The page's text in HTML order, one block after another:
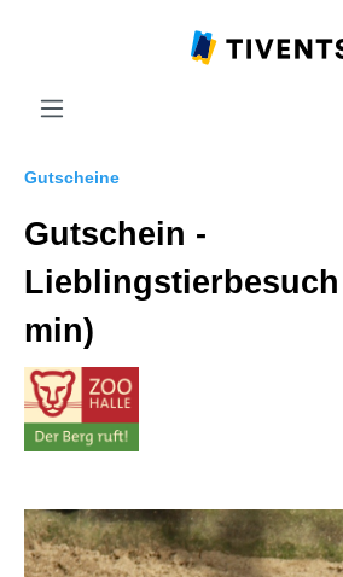
Gutscheine
Gutschein -
Lieblingstierbesuch
min)